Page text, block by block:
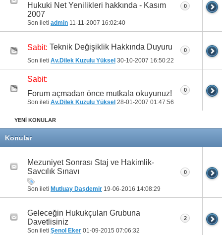
Hukuki Net Yenilikleri hakkında - Kasım
2007
Son ileti admin 11-11-2007 16:02:40
0
Sabit: Teknik Değişiklik Hakkında Duyuru
Son ileti Av.Dilek Kuzulu Yüksel 30-10-2007 16:50:22
0
Sabit:
Forum açmadan önce mutkala okuyunuz!
Son ileti Av.Dilek Kuzulu Yüksel 28-01-2007 01:47:56
0
YENİ KONULAR
Konular
Mezuniyet Sonrası Staj ve Hakimlik-
Savcılık Sınavı
Son ileti Mutluay Daşdemir 19-06-2016 14:08:29
0
Geleceğin Hukukçuları Grubuna
Davetlisiniz
Son ileti Şenol Eker 01-09-2015 07:06:32
2